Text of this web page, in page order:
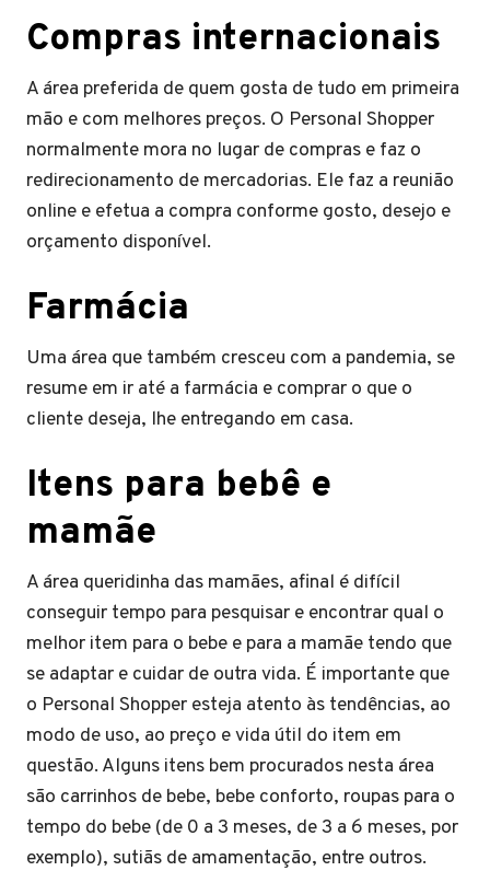
Compras internacionais
A área preferida de quem gosta de tudo em primeira
mão e com melhores preços. O Personal Shopper
normalmente mora no lugar de compras e faz o
redirecionamento de mercadorias. Ele faz a reunião
online e efetua a compra conforme gosto, desejo e
orçamento disponível.
Farmácia
Uma área que também cresceu com a pandemia, se
resume em ir até a farmácia e comprar o que o
cliente deseja, lhe entregando em casa.
Itens para bebê e
mamãe
A área queridinha das mamães, afinal é difícil
conseguir tempo para pesquisar e encontrar qual o
melhor item para o bebe e para a mamãe tendo que
se adaptar e cuidar de outra vida. É importante que
o Personal Shopper esteja atento às tendências, ao
modo de uso, ao preço e vida útil do item em
questão. Alguns itens bem procurados nesta área
são carrinhos de bebe, bebe conforto, roupas para o
tempo do bebe (de 0 a 3 meses, de 3 a 6 meses, por
exemplo), sutiãs de amamentação, entre outros.